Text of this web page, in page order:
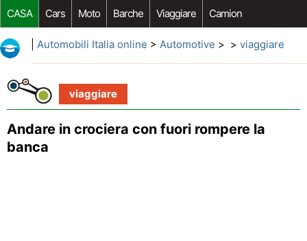
CASA Cars Moto Barche Viaggiare Camion
Riparazione Auto Acquisto Auto Car Opzioni Aftermarket
Automobili Italia online > Automotive > > viaggiare
viaggiare
Andare in crociera con fuori rompere la
banca